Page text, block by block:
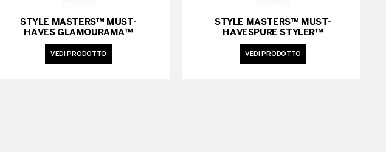
STYLE MASTERS™ MUST-
HAVES GLAMOURAMA™
VEDI PRODOTTO
STYLE MASTERS™ MUST-
HAVESPURE STYLER™
VEDI PRODOTTO